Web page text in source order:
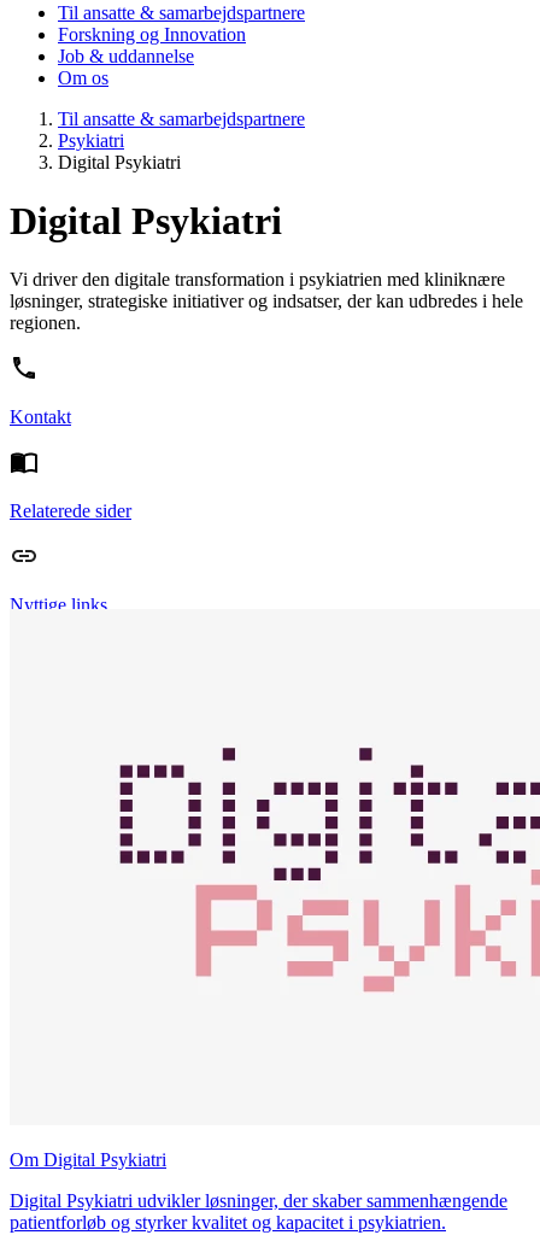
Til ansatte & samarbejdspartnere
Forskning og Innovation
Job & uddannelse
Om os
Til ansatte & samarbejdspartnere
Psykiatri
Digital Psykiatri
Digital Psykiatri
Vi driver den digitale transformation i psykiatrien med kliniknære
løsninger, strategiske initiativer og indsatser, der kan udbredes i hele
regionen.
Kontakt
Relaterede sider
Nyttige links
Om Digital Psykiatri
Digital Psykiatri udvikler løsninger, der skaber sammenhængende
patientforløb og styrker kvalitet og kapacitet i psykiatrien.